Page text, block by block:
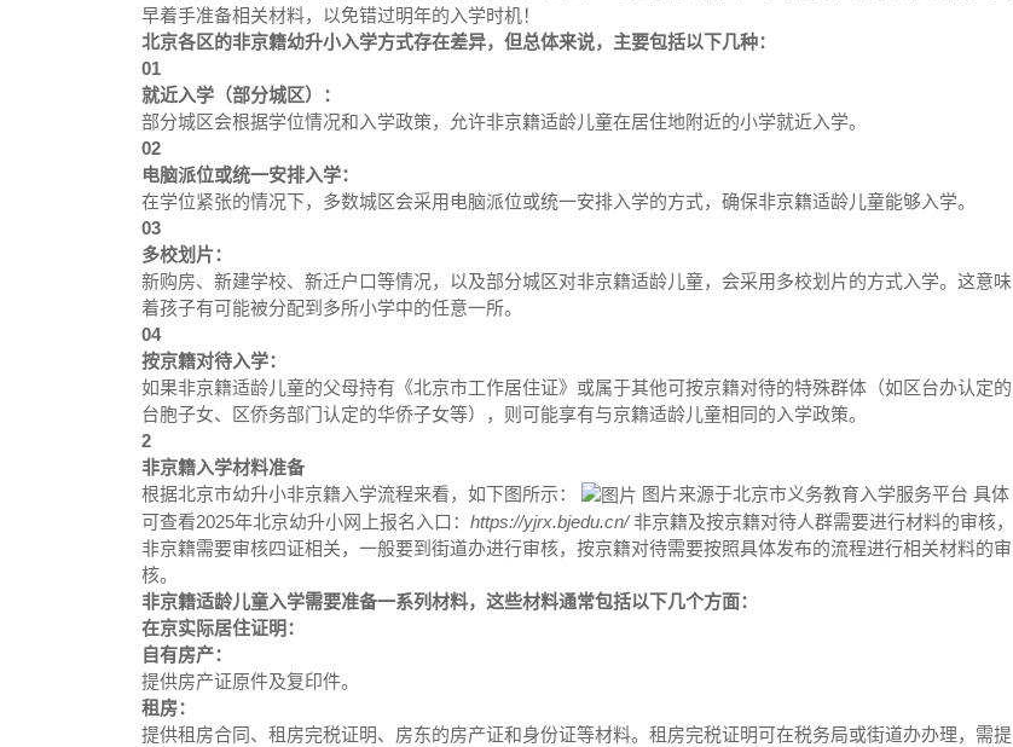
早着手准备相关材料，以免错过明年的入学时机！
北京各区的非京籍幼升小入学方式存在差异，但总体来说，主要包括以下几种：
01
就近入学（部分城区）：
部分城区会根据学位情况和入学政策，允许非京籍适龄儿童在居住地附近的小学就近入学。
02
电脑派位或统一安排入学：
在学位紧张的情况下，多数城区会采用电脑派位或统一安排入学的方式，确保非京籍适龄儿童能够入学。
03
多校划片：
新购房、新建学校、新迁户口等情况，以及部分城区对非京籍适龄儿童，会采用多校划片的方式入学。这意味
着孩子有可能被分配到多所小学中的任意一所。
04
按京籍对待入学：
如果非京籍适龄儿童的父母持有《北京市工作居住证》或属于其他可按京籍对待的特殊群体（如区台办认定的
台胞子女、区侨务部门认定的华侨子女等），则可能享有与京籍适龄儿童相同的入学政策。
2
非京籍入学材料准备
根据北京市幼升小非京籍入学流程来看，如下图所示：
图片来源于北京市义务教育入学服务平台 具体
可查看2025年北京幼升小网上报名入口： https://yjrx.bjedu.cn/非京籍及按京籍对待人群需要进行材料的审核，
非京籍需要审核四证相关，一般要到街道办进行审核，按京籍对待需要按照具体发布的流程进行相关材料的审
核。
非京籍适龄儿童入学需要准备一系列材料，这些材料通常包括以下几个方面：
在京实际居住证明：
自有房产：
提供房产证原件及复印件。
租房：
提供租房合同、租房完税证明、房东的房产证和身份证等材料。租房完税证明可在税务局或街道办办理，需提